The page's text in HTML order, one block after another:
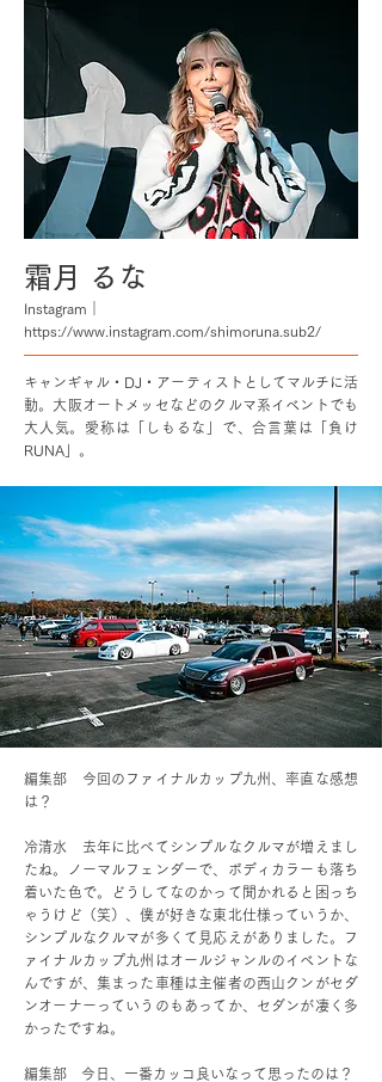
霜月 るな
Instagram｜
https://www.instagram.com/shimoruna.sub2/
キャンギャル・DJ・アーティストとしてマルチに活
動。大阪オートメッセなどのクルマ系イベントでも
大人気。愛称は「しもるな」で、合言葉は「負け
RUNA」。
編集部 今回のファイナルカップ九州、率直な感想
は？
冷清水 去年に比べてシンプルなクルマが増えまし
たね。ノーマルフェンダーで、ボディカラーも落ち
着いた色で。どうしてなのかって聞かれると困っち
ゃうけど（笑）、僕が好きな東北仕様っていうか、
シンプルなクルマが多くて見応えがありました。フ
ァイナルカップ九州はオールジャンルのイベントな
んですが、集まった車種は主催者の西山クンがセダ
ンオーナーっていうのもあってか、セダンが凄く多
かったですね。
編集部 今日、一番カッコ良いなって思ったのは？